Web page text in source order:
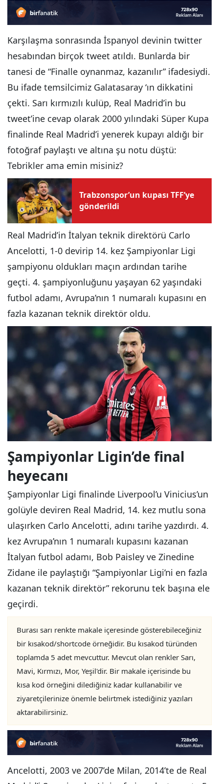
Karşılaşma sonrasında İspanyol devinin twitter
hesabından birçok tweet atıldı. Bunlarda bir
tanesi de “Finalle oynanmaz, kazanılır” ifadesiydi.
Bu ifade temsilcimiz Galatasaray ‘ın dikkatini
çekti. Sarı kırmızılı kulüp, Real Madrid’in bu
tweet’ine cevap olarak 2000 yılındaki Süper Kupa
finalinde Real Madrid’i yenerek kupayı aldığı bir
fotoğraf paylaştı ve altına şu notu düştü:
Tebrikler ama emin misiniz?
Trabzonspor’un kupası TFF’ye
gönderildi
Real Madrid’in İtalyan teknik direktörü Carlo
Ancelotti, 1-0 devirip 14. kez Şampiyonlar Ligi
şampiyonu oldukları maçın ardından tarihe
geçti. 4. şampiyonluğunu yaşayan 62 yaşındaki
futbol adamı, Avrupa’nın 1 numaralı kupasını en
fazla kazanan teknik direktör oldu.
Şampiyonlar Ligin’de final
heyecanı
Şampiyonlar Ligi finalinde Liverpool’u Vinicius’un
golüyle deviren Real Madrid, 14. kez mutlu sona
ulaşırken Carlo Ancelotti, adını tarihe yazdırdı. 4.
kez Avrupa’nın 1 numaralı kupasını kazanan
İtalyan futbol adamı, Bob Paisley ve Zinedine
Zidane ile paylaştığı “Şampiyonlar Ligi’ni en fazla
kazanan teknik direktör” rekorunu tek başına ele
geçirdi.
Burası sarı renkte makale içeresinde gösterebileceğiniz
bir kısakod/shortcode örneğidir. Bu kısakod türünden
toplamda 5 adet mevcuttur. Mevcut olan renkler Sarı,
Mavi, Kırmızı, Mor, Yeşil'dir. Bir makale içerisinde bu
kısa kod örneğini dilediğiniz kadar kullanabilir ve
ziyaretçilerinize önemle belirtmek istediğiniz yazıları
aktarabilirsiniz.
Ancelotti, 2003 ve 2007’de Milan, 2014’te de Real